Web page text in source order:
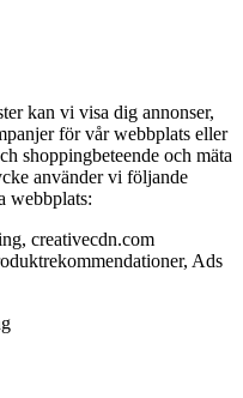
kan vi visa dig annonser,
för vår webbplats eller
shoppingbeteende och mäta
använder vi följande
webbplats:
creativecdn.com
Ads